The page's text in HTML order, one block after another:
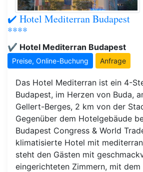
✔️ Hotel Mediterran Budapest
****
✔️ Hotel Mediterran Budapest
Preise, Online-Buchung Anfrage
Das Hotel Mediterran ist ein 4-
Budapest, im Herzen von Buda,
Gellert-Berges, 2 km von der
Gegenüber dem Hotelgebäude
Budapest Congress & World
klimatisierte Hotel mit
steht den Gästen mit
eingerichteten Zimmern, mit dem